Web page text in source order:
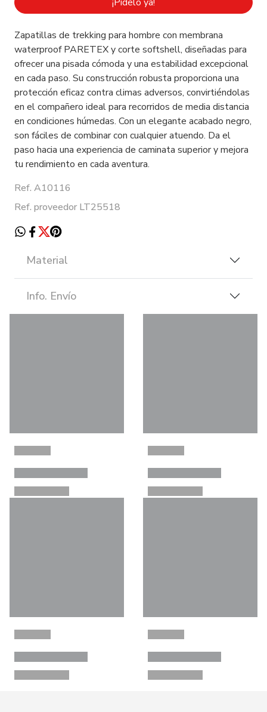
Zapatillas de trekking para hombre con membrana
waterproof PARETEX y corte softshell, diseñadas para
ofrecer una pisada cómoda y una estabilidad excepcional
en cada paso. Su construcción robusta proporciona una
protección eficaz contra climas adversos, convirtiéndolas
en el compañero ideal para recorridos de media distancia
en condiciones húmedas. Con un elegante acabado negro,
son fáciles de combinar con cualquier atuendo. Da el
paso hacia una experiencia de caminata superior y mejora
tu rendimiento en cada aventura.
Ref. A10116
Ref. proveedor LT25518
Material
Info. Envío